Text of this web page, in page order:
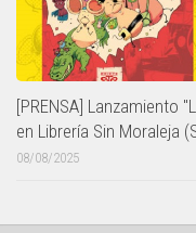
[PRENSA] Lanzamiento
en Librería Sin Moraleja
08/08/2025